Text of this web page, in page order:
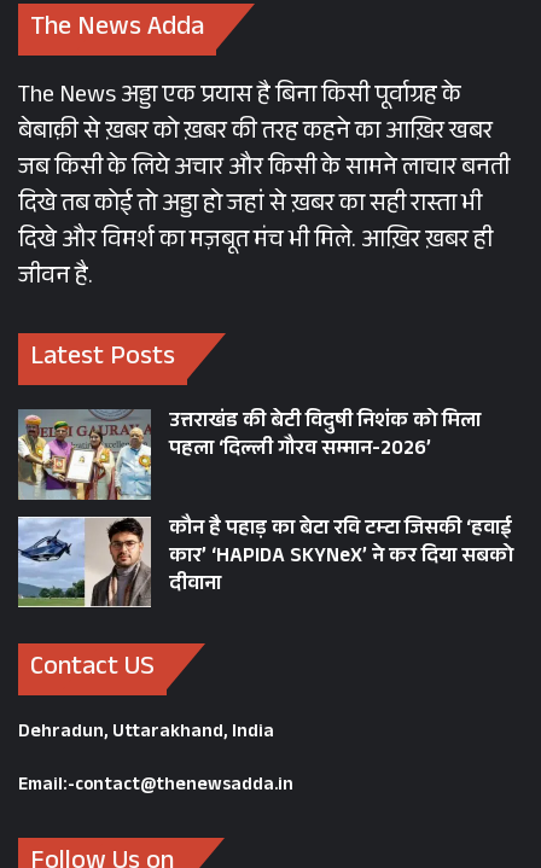
The News Adda
The News अड्डा एक प्रयास है बिना किसी पूर्वाग्रह के
बेबाक़ी से ख़बर को ख़बर की तरह कहने का आख़िर खबर
जब किसी के लिये अचार और किसी के सामने लाचार बनती
दिखे तब कोई तो अड्डा हो जहां से ख़बर का सही रास्ता भी
दिखे और विमर्श का मज़बूत मंच भी मिले. आख़िर ख़बर ही
जीवन है.
Latest Posts
उत्तराखंड की बेटी विदुषी निशंक को मिला
पहला ‘दिल्ली गौरव सम्मान-2026’
कौन है पहाड़ का बेटा रवि टम्टा जिसकी ‘हवाई
कार’ ‘HAPIDA SKYNeX’ ने कर दिया सबको
दीवाना
Contact US
Dehradun, Uttarakhand, India
Email:-contact@thenewsadda.in